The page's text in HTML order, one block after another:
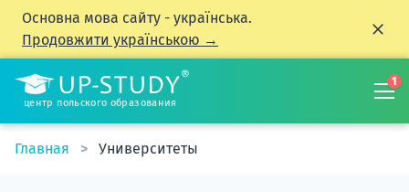
Основна мова сайту - українська.
Продовжити українською →
центр польского образования
1
Главная Университеты